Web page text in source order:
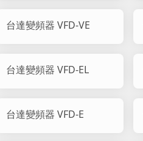
台達變頻器 VFD-VE
台達變頻器 VFD-EL
台達變頻器 VFD-E